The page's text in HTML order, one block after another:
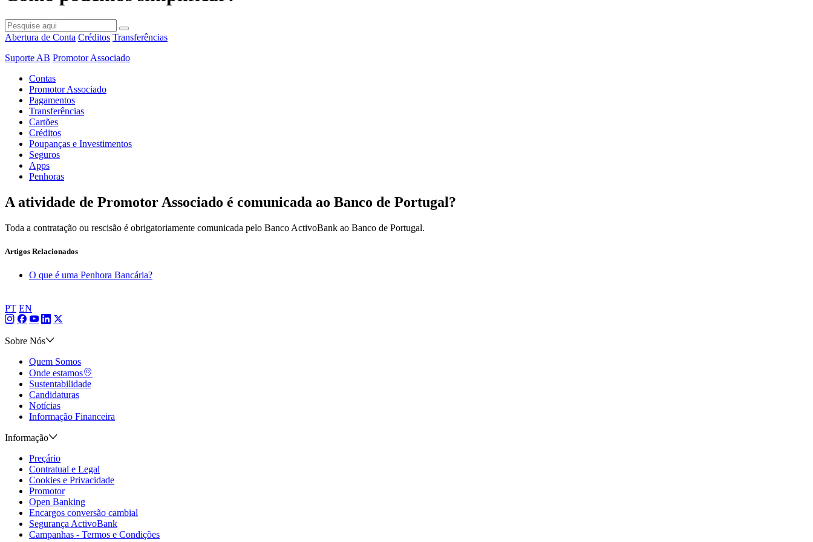
Abertura de Conta Créditos Transferências
Suporte AB Promotor Associado
Contas
Promotor Associado
Pagamentos
Transferências
Cartões
Créditos
Poupanças e Investimentos
Seguros
Apps
Penhoras
A atividade de Promotor Associado é comunicada ao Banco de Portugal?
Toda a contratação ou rescisão é obrigatoriamente comunicada pelo Banco ActivoBank ao Banco de Portugal.
Artigos Relacionados
O que é uma Penhora Bancária?
PT EN
Sobre Nós
Quem Somos
Onde estamos
Sustentabilidade
Candidaturas
Notícias
Informação Financeira
Informação
Preçário
Contratual e Legal
Cookies e Privacidade
Promotor
Open Banking
Encargos conversão cambial
Segurança ActivoBank
Campanhas - Termos e Condições